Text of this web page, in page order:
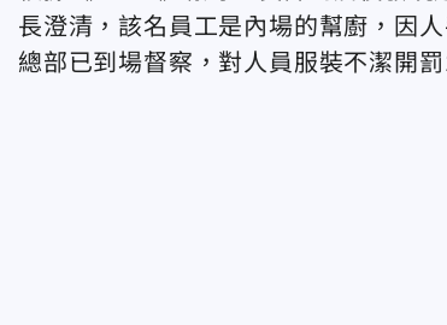
長澄清，該名員工是內場的幫廚，因
總部已到場督察，對人員服裝不潔開